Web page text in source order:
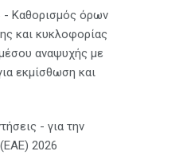
- Καθορισμός όρων
και κυκλοφορίας
αναψυχής με
εκμίσθωση και
- για την
2026